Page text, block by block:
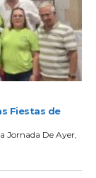
Fiestas de
Jornada De Ayer,